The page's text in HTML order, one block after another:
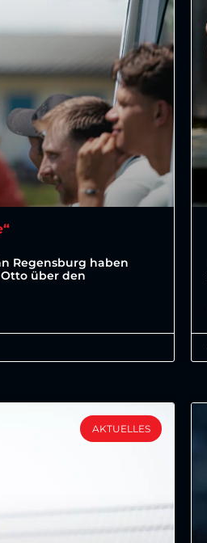
Regensburg haben
über den
AKTUELLES